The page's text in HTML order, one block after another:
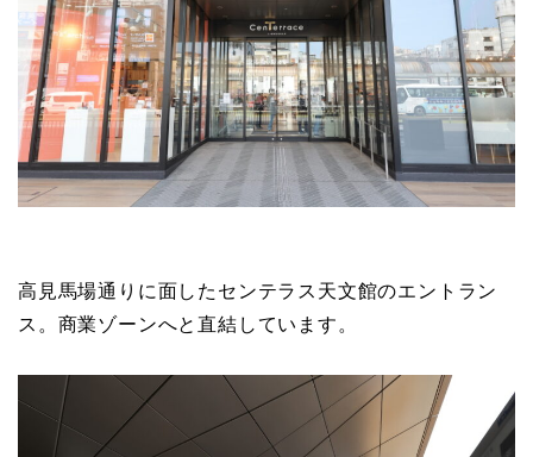
高見馬場通りに面したセンテラス天文館のエントラン
ス。商業ゾーンへと直結しています。